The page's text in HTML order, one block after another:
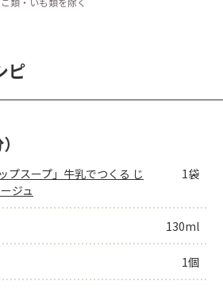
ピ
プスープ」牛乳でつくる じ
ジュ
1袋
130ml
1個